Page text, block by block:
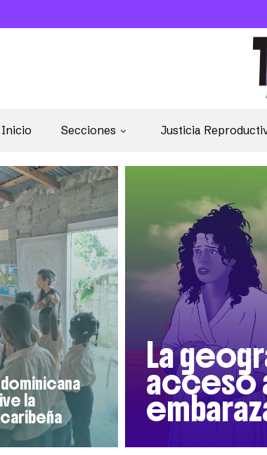
Inicio Secciones Justicia
la
La
acceso